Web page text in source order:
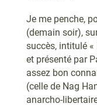
Je me penche,
(demain soir),
succès, intitulé «
et présenté par
assez bon
(celle de Nag
anarcho-